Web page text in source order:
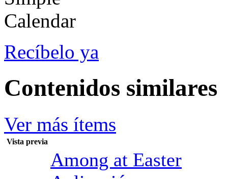
Recíbelo ya
Contenidos similares
Ver más ítems
Vista previa
Among at Easter